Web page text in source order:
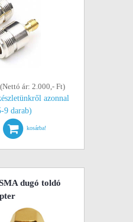
ár: 2.000,- Ft)
azonnal
9 darab)
kosárba!
dugó toldó